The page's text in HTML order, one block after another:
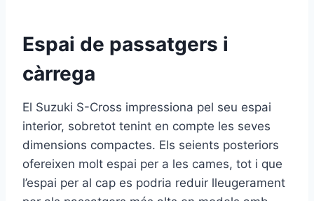
Espai de passatgers i
càrrega
El Suzuki S-Cross impressiona pel seu espai
interior, sobretot tenint en compte les seves
dimensions compactes. Els seients posteriors
ofereixen molt espai per a les cames, tot i que
l’espai per al cap es podria reduir lleugerament